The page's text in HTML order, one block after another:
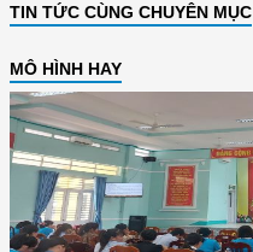
TIN TỨC CÙNG CHUYÊN MỤC
MÔ HÌNH HAY